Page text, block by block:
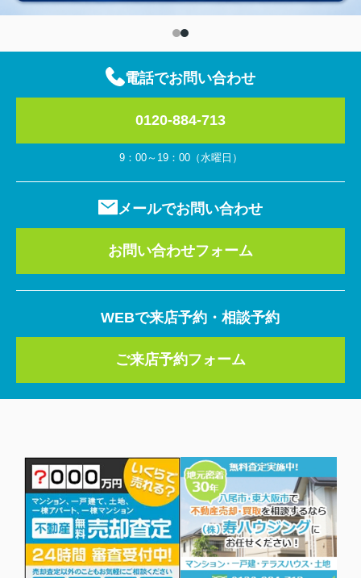
電話でお問い合わせ
0120-884-713
9：00～19：00（水曜日）
メールでお問い合わせ
お問い合わせフォーム
WEBで来店予約・相談予約
ご来店予約フォーム